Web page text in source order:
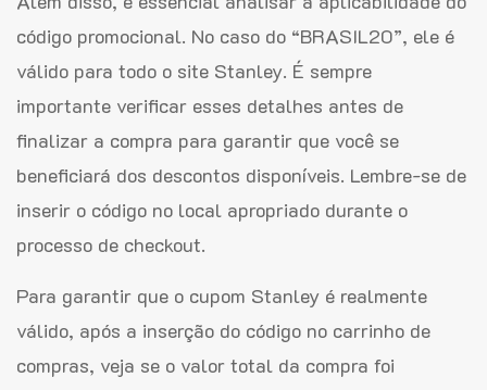
código promocional. No caso do “BRASIL20”, ele é
válido para todo o site Stanley. É sempre
importante verificar esses detalhes antes de
finalizar a compra para garantir que você se
beneficiará dos descontos disponíveis. Lembre-se de
inserir o código no local apropriado durante o
processo de checkout.
Para garantir que o cupom Stanley é realmente
válido, após a inserção do código no carrinho de
compras, veja se o valor total da compra foi